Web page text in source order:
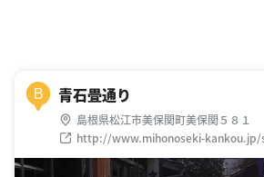
B 青石畳通り
島根県松江市美保関町美保関５８１
http://www.mihonoseki-